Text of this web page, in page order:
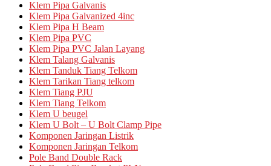
Klem Pipa Galvanis
Klem Pipa Galvanized 4inc
Klem Pipa H Beam
Klem Pipa PVC
Klem Pipa PVC Jalan Layang
Klem Talang Galvanis
Klem Tanduk Tiang Telkom
Klem Tarikan Tiang telkom
Klem Tiang PJU
Klem Tiang Telkom
Klem U beugel
Klem U Bolt – U Bolt Clamp Pipe
Komponen Jaringan Listrik
Komponen Jaringan Telkom
Pole Band Double Rack